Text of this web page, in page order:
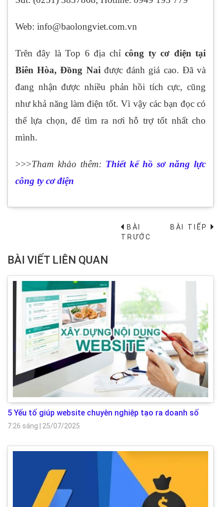
Web: info@baolongviet.com.vn
Trên đây là Top 6 địa chỉcông ty cơ điện tại
Biên Hòa, Đồng Nai được đánh giá cao. Đã và
đang nhận được nhiều phản hồi tích cực, cũng
như khả năng làm điện tốt. Vì vậy các bạn đọc có
thể lựa chọn, để tìm ra nơi hỗ trợ tốt nhất cho
mình.
>>>Tham khảo thêm: Thiết kế hồ sơ năng lực
công ty cơ điện
BÀI
TRƯỚC
BÀI TIẾP→
BÀI VIẾT LIÊN QUAN
5 Yếu tố giúp website chuyên nghiệp tạo ra doanh số
7:26 sáng 25/07/2025